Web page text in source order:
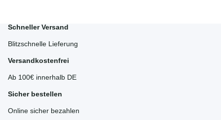
Schneller Versand
Blitzschnelle Lieferung
Versandkostenfrei
Ab 100€ innerhalb DE
Sicher bestellen
Online sicher bezahlen